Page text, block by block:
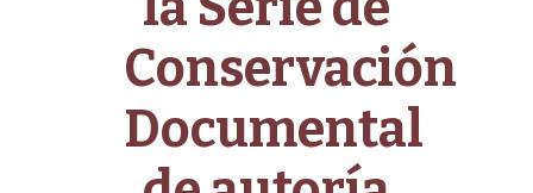
Conservación
Documental